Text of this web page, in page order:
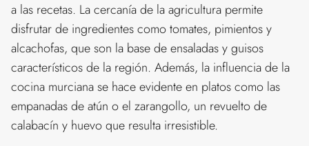
a las recetas. La cercanía de la agricultura permite
disfrutar de ingredientes como tomates, pimientos y
alcachofas, que son la base de ensaladas y guisos
característicos de la región. Además, la influencia de la
cocina murciana se hace evidente en platos como las
empanadas de atún o el zarangollo, un revuelto de
calabacín y huevo que resulta irresistible.